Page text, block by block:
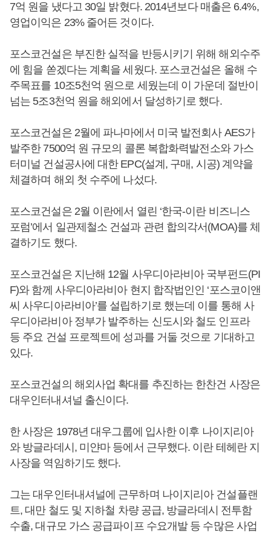
7억 원을 냈다고 30일 밝혔다. 2014년보다 매출은 6.4%,
영업이익은 23% 줄어든 것이다.
포스코건설은 부진한 실적을 반등시키기 위해 해외수주
에 힘을 쏟겠다는 계획을 세웠다. 포스코건설은 올해 수
주목표를 10조5천억 원으로 세웠는데 이 가운데 절반이
넘는 5조3천억 원을 해외에서 달성하기로 했다.
포스코건설은 2월에 파나마에서 미국 발전회사 AES가
발주한 7500억 원 규모의 콜론 복합화력발전소와 가스
터미널 건설공사에 대한 EPC(설계, 구매, 시공) 계약을
체결하며 해외 첫 수주에 나섰다.
포스코건설은 2월 이란에서 열린 ‘한국-이란 비즈니스
포럼’에서 일관제철소 건설과 관련 합의각서(MOA)를 체
결하기도 했다.
포스코건설은 지난해 12월 사우디아라비아 국부펀드(PI
F)와 함께 사우디아라비아 현지 합작법인인 ‘포스코이앤
씨 사우디아라비아’를 설립하기로 했는데 이를 통해 사
우디아라비아 정부가 발주하는 신도시와 철도 인프라
등 주요 건설 프로젝트에 성과를 거둘 것으로 기대하고
있다.
포스코건설의 해외사업 확대를 추진하는 한찬건 사장은
대우인터내셔널 출신이다.
한 사장은 1978년 대우그룹에 입사한 이후 나이지리아
와 방글라데시, 미얀마 등에서 근무했다. 이란 테헤란 지
사장을 역임하기도 했다.
그는 대우인터내셔널에 근무하며 나이지리아 건설플랜
트, 대만 철도 및 지하철 차량 공급, 방글라데시 전투함
수출, 대규모 가스 공급파이프 수요개발 등 수많은 사업